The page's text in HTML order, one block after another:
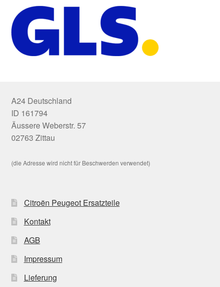
A24 Deutschland
ID 161794
Äussere Weberstr. 57
02763 Zittau
(die Adresse wird nicht für Beschwerden verwendet)
Citroën Peugeot Ersatzteile
Kontakt
AGB
Impressum
Lieferung